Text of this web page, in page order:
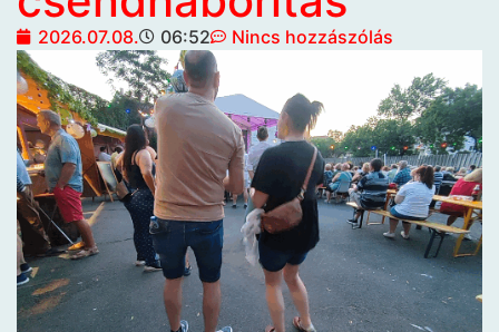
2026.07.08. 06:52 Nincs hozzászólás